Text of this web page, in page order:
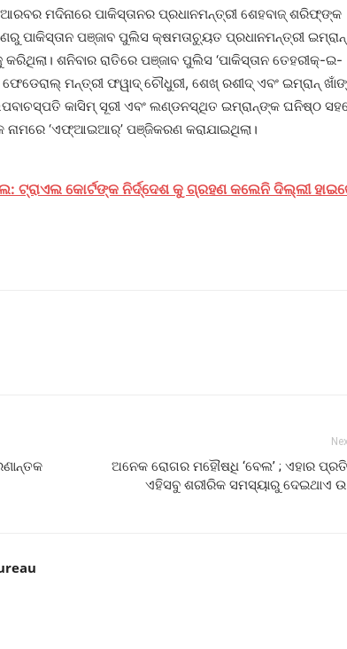
ମଦିନାରେ ପାକିସ୍ତାନର ପ୍ରଧାନମନ୍ତ୍ରୀ ଶେହବାଜ୍‌ ଶରିଫ୍‌ଙ୍କ
ପାକିସ୍ତାନ ପଞ୍ଜାବ ପୁଲିସ କ୍ଷମତାଚ୍ୟୁତ ପ୍ରଧାନମନ୍ତ୍ରୀ
ଶନିବାର ରାତିରେ ପଞ୍ଜାବ ପୁଲିସ ‘ପାକିସ୍ତାନ ତେହରୀକ୍-ଇ-
ମନ୍ତ୍ରୀ ଫୱାଦ୍‌ ଚୌଧୁରୀ, ଶେଖ୍‌ ରଶୀଦ୍‌ ଏବଂ ଇମ୍ରାନ୍‌
କାସିମ୍‌ ସୂରୀ ଏବଂ ଲଣ୍ଡନସ୍ଥିତ ଇମ୍ରାନ୍‌ଙ୍କ ଘନିଷ୍ଠ
ନାମରେ ‘ଏଫ୍‌ଆଇଆର୍‌’ ପଞ୍ଜିକରଣ କରାଯାଇଥିଲା।
ଟ୍ରାଏଲ କୋର୍ଟଙ୍କ ନିର୍ଦ୍ଦେଶ କୁ ଗ୍ରହଣ କଲେନି ଦିଲ୍ଲୀ
ଅନେକ ରୋଗର ମହୌଷଧି ‘ବେଲ’ ; ଏହାର
ଏହିସବୁ ଶରୀରିକ ସମସ୍ୟାରୁ ଦେଇଥାଏ